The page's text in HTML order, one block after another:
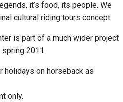
it’s food, its people. We
cultural riding tours concept.
is part of a much wider project
2011.
holidays on horseback as
only.